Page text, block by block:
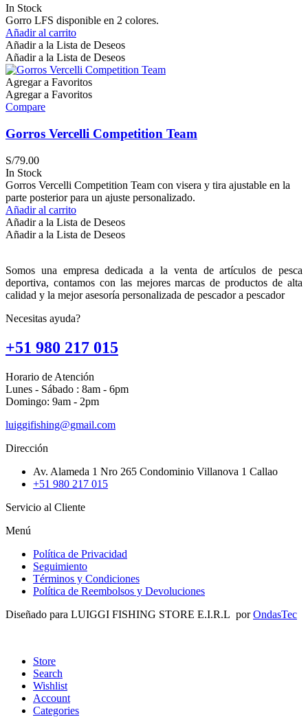
In Stock
Gorro LFS disponible en 2 colores.
Añadir al carrito
Añadir a la Lista de Deseos
Añadir a la Lista de Deseos
Agregar a Favoritos
Agregar a Favoritos
Compare
Gorros Vercelli Competition Team
S/79.00
In Stock
Gorros Vercelli Competition Team con visera y tira ajustable en la
parte posterior para un ajuste personalizado.
Añadir al carrito
Añadir a la Lista de Deseos
Añadir a la Lista de Deseos
Somos una empresa dedicada a la venta de artículos de pesca
deportiva, contamos con las mejores marcas de productos de alta
calidad y la mejor asesoría personalizada de pescador a pescador
Necesitas ayuda?
+51 980 217 015
Horario de Atención
Lunes - Sábado : 8am - 6pm
Domingo: 9am - 2pm
luiggifishing@gmail.com
Dirección
Av. Alameda 1 Nro 265 Condominio Villanova 1 Callao
+51 980 217 015
Servicio al Cliente
Menú
Política de Privacidad
Seguimiento
Términos y Condiciones
Política de Reembolsos y Devoluciones
Diseñado para LUIGGI FISHING STORE E.I.R.L porOndasTec
Store
Search
Wishlist
Account
Categories